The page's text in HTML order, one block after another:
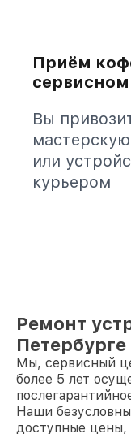
Приём
Вы
или
курьером
Ремонт
Петербурге
Мы, сервисный
более 5 лет
Наши
доступные цены,